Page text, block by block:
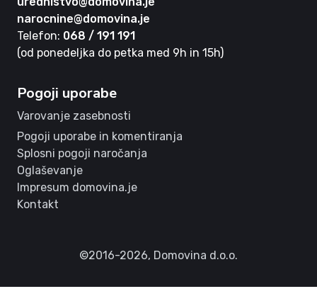
narocnine@domovina.je
Telefon: 068 / 191 191
(od ponedeljka do petka med 9h in 15h)
Pogoji uporabe
Varovanje zasebnosti
Pogoji uporabe in komentiranja
Splosni pogoji naročanja
Oglaševanje
Impresum domovina.je
Kontakt
©2016-2026, Domovina d.o.o.